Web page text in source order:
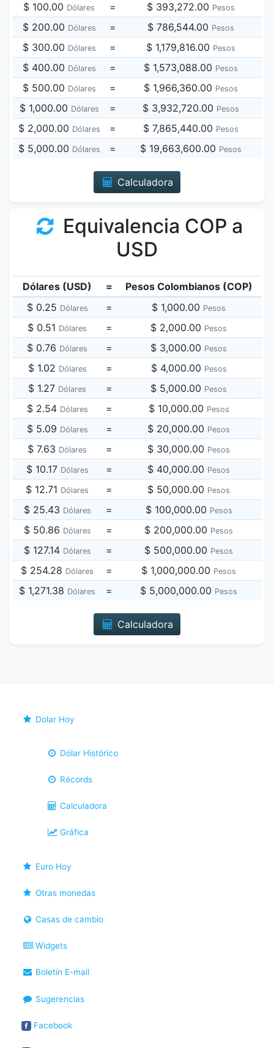
$ 100.00 Dólares = $ 393,272.00 Pesos
$ 200.00 Dólares = $ 786,544.00 Pesos
$ 300.00 Dólares = $ 1,179,816.00 Pesos
$ 400.00 Dólares = $ 1,573,088.00 Pesos
$ 500.00 Dólares = $ 1,966,360.00 Pesos
$ 1,000.00 Dólares = $ 3,932,720.00 Pesos
$ 2,000.00 Dólares = $ 7,865,440.00 Pesos
$ 5,000.00 Dólares = $ 19,663,600.00 Pesos
Calculadora
Equivalencia COP a
USD
Dólares (USD) =
Pesos Colombianos (COP)
$ 0.25 Dólares = $ 1,000.00 Pesos
$ 0.51 Dólares = $ 2,000.00 Pesos
$ 0.76 Dólares = $ 3,000.00 Pesos
$ 1.02 Dólares = $ 4,000.00 Pesos
$ 1.27 Dólares = $ 5,000.00 Pesos
$ 2.54 Dólares = $ 10,000.00 Pesos
$ 5.09 Dólares = $ 20,000.00 Pesos
$ 7.63 Dólares = $ 30,000.00 Pesos
$ 10.17 Dólares = $ 40,000.00 Pesos
$ 12.71 Dólares = $ 50,000.00 Pesos
$ 25.43 Dólares = $ 100,000.00 Pesos
$ 50.86 Dólares = $ 200,000.00 Pesos
$ 127.14 Dólares = $ 500,000.00 Pesos
$ 254.28 Dólares = $ 1,000,000.00 Pesos
$ 1,271.38 Dólares = $ 5,000,000.00 Pesos
Calculadora
Dolar Hoy
Dólar Histórico
Récords
Calculadora
Gráfica
Euro Hoy
Otras monedas
Casas de cambio
Widgets
Boletín E-mail
Sugerencias
Facebook